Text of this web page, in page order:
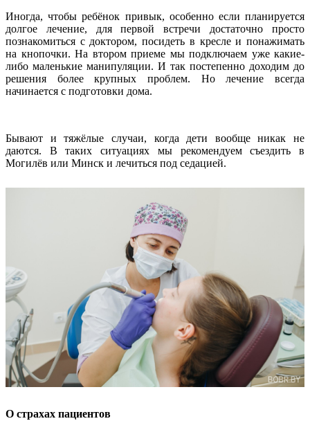
Иногда, чтобы ребёнок привык, особенно если планируется
долгое лечение, для первой встречи достаточно просто
познакомиться с доктором, посидеть в кресле и понажимать
на кнопочки. На втором приеме мы подключаем уже какие-
либо маленькие манипуляции. И так постепенно доходим до
решения более крупных проблем. Но лечение всегда
начинается с подготовки дома.
Бывают и тяжёлые случаи, когда дети вообще никак не
даются. В таких ситуациях мы рекомендуем съездить в
Могилёв или Минск и лечиться под седацией.
О страхах пациентов